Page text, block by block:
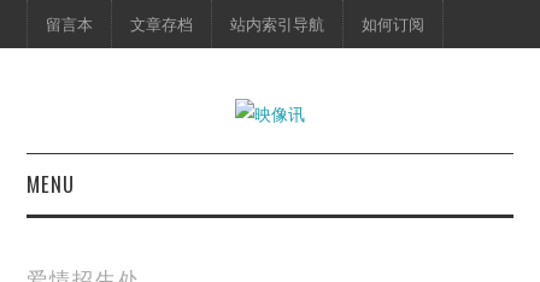
留言本 文章存档 站内索引导航 如何订阅
MENU